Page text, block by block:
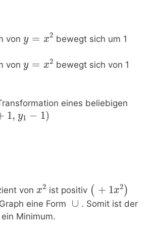
von y = x2 bewegt sich um 1
von y = x2 bewegt sich von 1
eines beliebigen
1, y1 − 1)
von x2 ist positiv ( + 1x2)
eine Form ∪ . Somit ist der
Minimum.